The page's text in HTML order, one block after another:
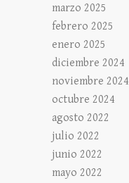
marzo 2025
febrero 2025
enero 2025
diciembre 2024
noviembre 2024
octubre 2024
agosto 2022
julio 2022
junio 2022
mayo 2022